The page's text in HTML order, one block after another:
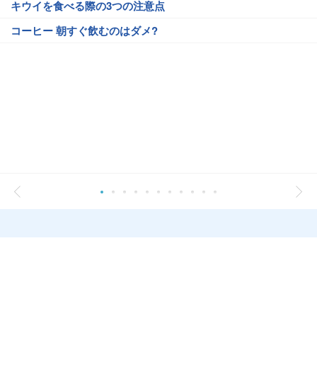
キウイを食べる際の3つの注意点
コーヒー 朝すぐ飲むのはダメ?